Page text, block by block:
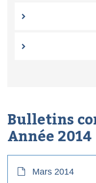
Bulletins
Année2014
Mars 2014